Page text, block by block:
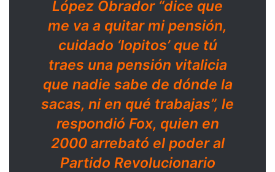
López Obrador “dice que
me va a quitar mi pensión,
cuidado ‘lopitos’ que tú
traes una pensión vitalicia
que nadie sabe de dónde la
sacas, ni en qué trabajas”, le
respondió Fox, quien en
2000 arrebató el poder al
Partido Revolucionario